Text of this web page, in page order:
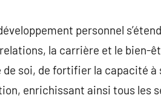
personnel
la carrière et le bien-
soi, de fortifier la capacité
enrichissant ainsi tous les